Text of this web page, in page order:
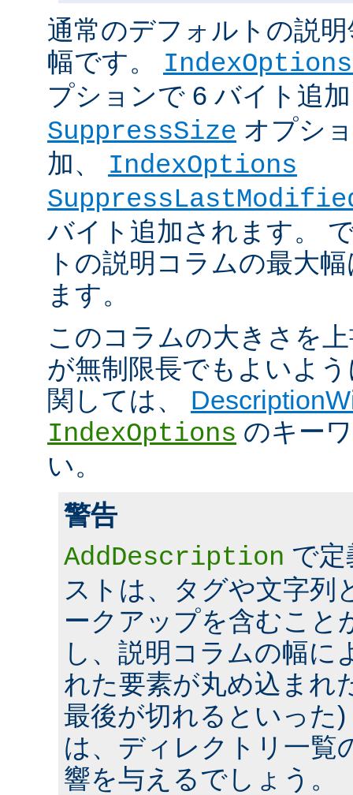
通常のデフォルトの説
幅です。
プションで 6 バイト追
SuppressSize オプシ
加、 IndexOptions
バイト追加されます。
トの説明コラムの最大
ます。
このコラムの大きさを
が無制限長でもよいよ
関しては、
IndexOptions のキー
い。
警告
AddDescription で
ストは、タグや文字列
ークアップを含むこと
し、説明コラムの幅に
れた要素が丸め込まれ
最後が切れるといった
は、ディレクトリ一覧
響を与えるでしょう。